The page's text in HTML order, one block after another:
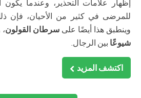
إظهار علامات التحذير، وعندما
للمرضى في كثير من الأحيان، فإن
وينطبق هذا أيضًا على سرطان القولون
شيوعًا بين الرجال.
اكتشف المزيد